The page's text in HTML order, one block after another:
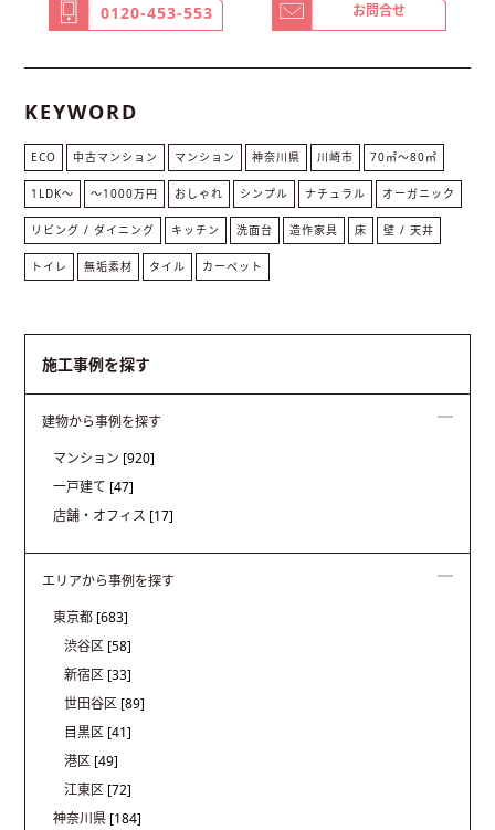
0120-453-553 お問合せ
KEYWORD
ECO 中古マンション マンション 神奈川県 川崎市 70㎡〜80㎡
1LDK〜 〜1000万円 おしゃれ シンプル ナチュラル オーガニック
リビング / ダイニング キッチン 洗面台 造作家具 床 壁 / 天井
トイレ 無垢素材 タイル カーペット
施工事例を探す
建物から事例を探す
マンション [920]
一戸建て [47]
店舗・オフィス [17]
エリアから事例を探す
東京都 [683]
渋谷区 [58]
新宿区 [33]
世田谷区 [89]
目黒区 [41]
港区 [49]
江東区 [72]
神奈川県 [184]